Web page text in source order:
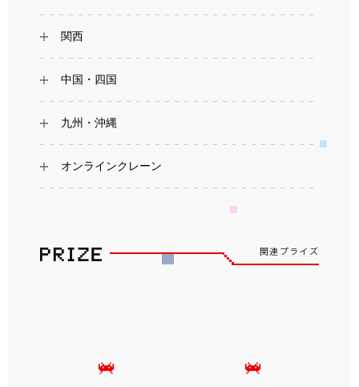
関西
中国・四国
九州・沖縄
オンラインクレーン
関連プライズ